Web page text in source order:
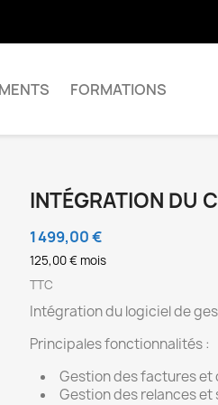
FORMATIONS
INTÉGRATION DU
1 499,00 €
125,00 € mois
TTC
Intégration du logiciel de
Principales fonctionnalités :
Gestion des factures et
Gestion des relances et